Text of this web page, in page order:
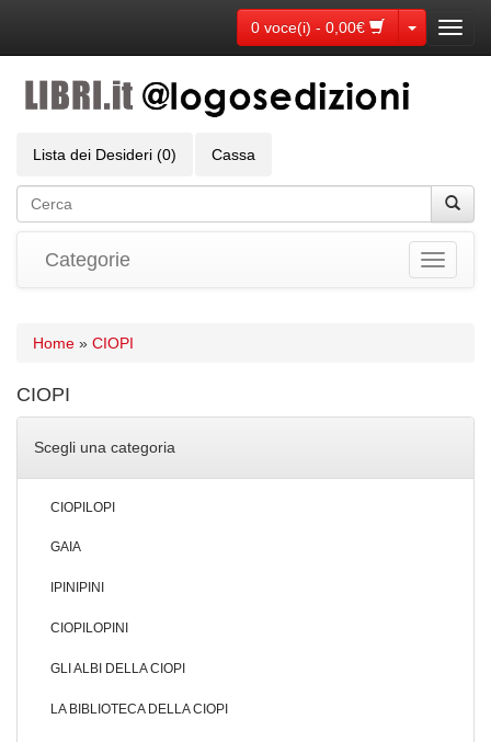
0 voce(i) - 0,00€ Toggle
Lista dei Desideri (0) Cassa
Toggle
Categorie
Home » CIOPI
CIOPI
Scegli una categoria
CIOPILOPI
GAIA
IPINIPINI
CIOPILOPINI
GLI ALBI DELLA CIOPI
LA BIBLIOTECA DELLA CIOPI